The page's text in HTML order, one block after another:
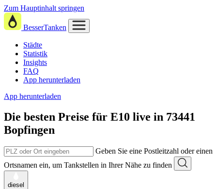
Zum Hauptinhalt springen
BesserTanken
Städte
Statistik
Insights
FAQ
App herunterladen
App herunterladen
Die besten Preise für E10 live in 73441
Bopfingen
Geben Sie eine Postleitzahl oder einen
Ortsnamen ein, um Tankstellen in Ihrer Nähe zu finden
diesel